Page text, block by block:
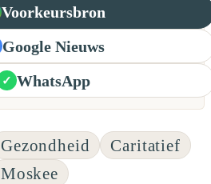
Voorkeursbron
Google Nieuws
✓ WhatsApp
Gezondheid
Caritatief
Moskee